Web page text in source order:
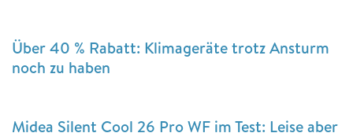
Über 40 % Rabatt: Klimageräte trotz Ansturm
noch zu haben
Midea Silent Cool 26 Pro WF im Test: Leise aber